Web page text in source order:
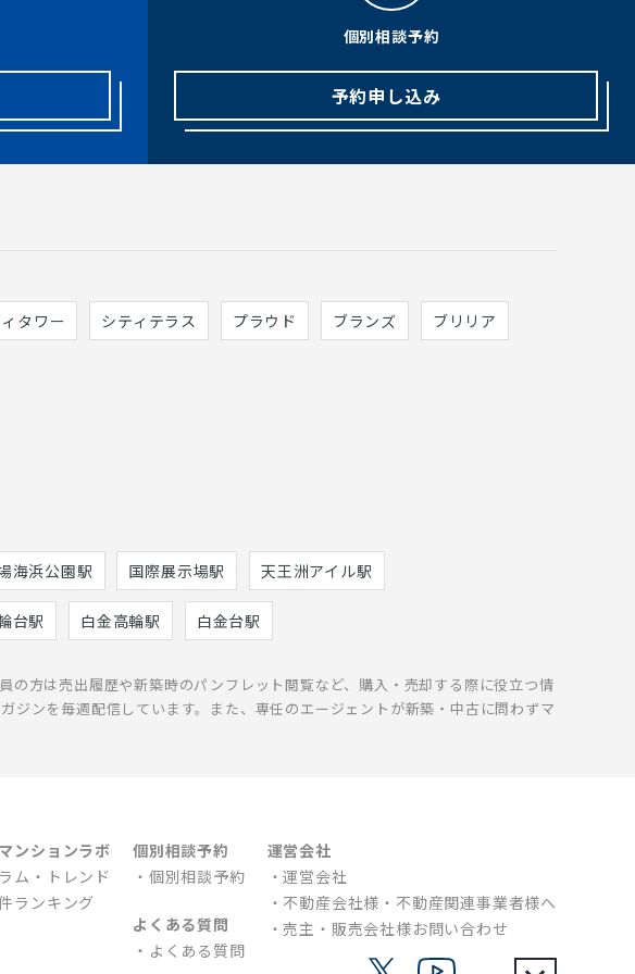
個別相談予約
予約申し込み
タワー シティテラス プラウド ブランズ ブリリア
海浜公園駅 国際展示場駅 天王洲アイル駅
台駅 白金高輪駅 白金台駅
の方は売出履歴や新築時のパンフレット閲覧など、購入・売却する際に役立つ情
ンを毎週配信しています。また、専任のエージェントが新築・中古に問わずマ
ンションラボ
ム・トレンド
ランキング
個別相談予約
個別相談予約
よくある質問
よくある質問
運営会社
運営会社
不動産会社様・不動産関連事業者様へ
売主・販売会社様お問い合わせ